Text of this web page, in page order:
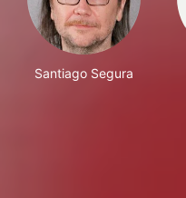
Santiago Segura